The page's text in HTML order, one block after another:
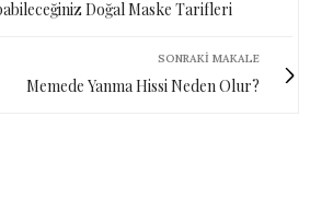
Doğal Maske Tarifleri
SONRAKI MAKALE
Memede Yanma Hissi Neden Olur?